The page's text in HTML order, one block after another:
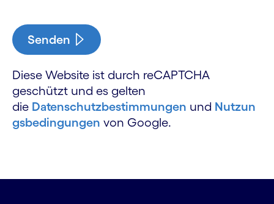
Senden
Diese Website ist durch reCAPTCHA
geschützt und es gelten
die Datenschutzbestimmungen und Nutzun
gsbedingungen von Google.